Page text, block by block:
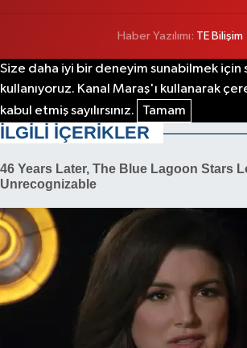
Haber Yazılımı: TE Bilişim
Size daha iyi bir deneyim sunabilmek
kullanıyoruz. Kanal Maraş'ı kullanarak
kabul etmiş sayılırsınız.
Tamam